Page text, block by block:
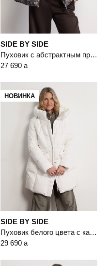
SIDE BY SIDE
Пуховик с абстрактным принтом цвета мульти с капюшоном-манишкой
27 690 a
НОВИНКА
SIDE BY SIDE
Пуховик белого цвета с капюшоном
29 690 a